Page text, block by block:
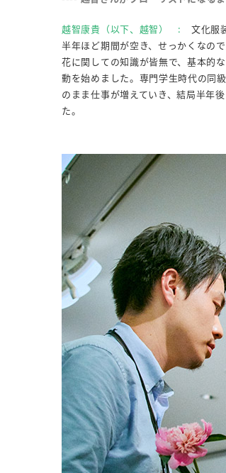
越智康貴（以下、越智） : 文化服
半年ほど期間が空き、せっかくなの
花に関しての知識が皆無で、基本的
動を始めました。専門学生時代の同
のまま仕事が増えていき、結局半年
た。